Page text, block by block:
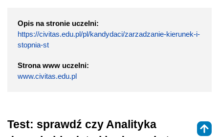
Opis na stronie uczelni:
https://civitas.edu.pl/pl/kandydaci/zarzadzanie-kierunek-i-
stopnia-st
Strona www uczelni:
www.civitas.edu.pl
Test: sprawdź czy Analityka